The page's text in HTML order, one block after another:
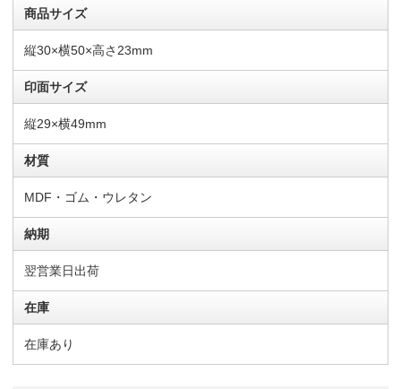
商品サイズ
縦30×横50×高さ23mm
印面サイズ
縦29×横49mm
材質
MDF・ゴム・ウレタン
納期
翌営業日出荷
在庫
在庫あり